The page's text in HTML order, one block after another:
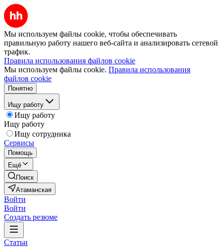
Мы используем файлы cookie, чтобы обеспечивать
правильную работу нашего веб-сайта и анализировать сетевой
трафик.
Правила использования файлов cookie
Мы используем файлы cookie. Правила использования
файлов cookie
Понятно
Ищу работу
Ищу работу
Ищу работу
Ищу сотрудника
Сервисы
Помощь
Ещё
Поиск
Атаманская
Войти
Войти
Создать резюме
Статьи